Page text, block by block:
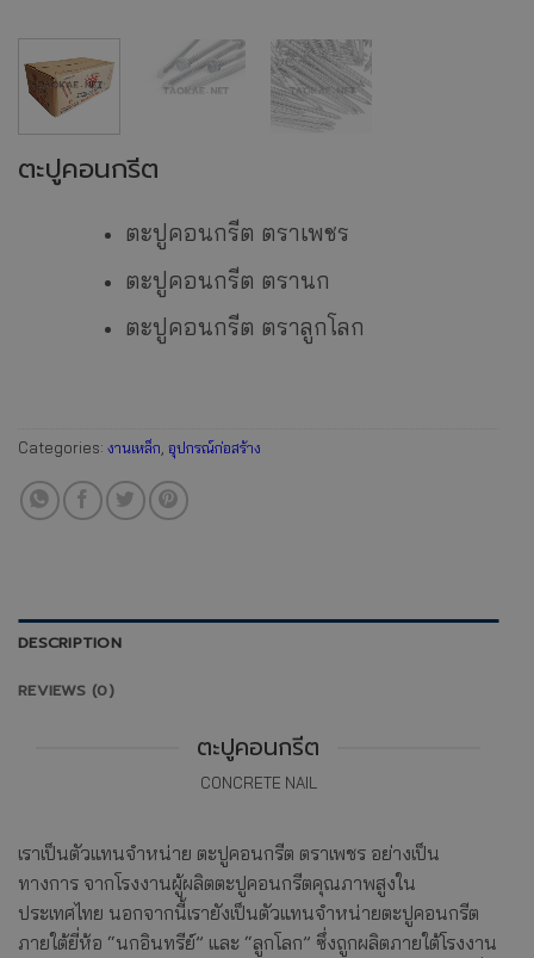
ตะปูคอนกรีต
ตะปูคอนกรีต ตราเพชร
ตะปูคอนกรีต ตรานก
ตะปูคอนกรีต ตราลูกโลก
Categories: งานเหล็ก อุปกรณ์ก่อสร้าง
DESCRIPTION
REVIEWS (0)
ตะปูคอนกรีต
CONCRETE NAIL
เราเป็นตัวแทนจำหน่าย ตะปูคอนกรีต ตราเพชร อย่างเป็น
ทางการ จากโรงงานผู้ผลิตตะปูคอนกรีตคุณภาพสูงใน
ประเทศไทย นอกจากนี้เรายังเป็นตัวแทนจำหน่ายตะปูคอนกรีต
ภายใต้ยี่ห้อ “นกอินทรีย์” และ “ลูกโลก” ซึ่งถูกผลิตภายใต้โรงงาน